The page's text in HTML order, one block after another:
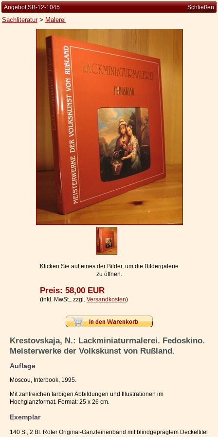
Kleine Kulturgeschichte
Die Brockhaus Auflagen
Die Meyer Auflagen
Zu den Angeboten
Widerrufsbelehrung
Geschäftsbedingungen
Datenschutzerklärung
Ihr Warenkorb
Angebot SB-12-1045 Schließen
Sachliteratur> Malerei
Klicken Sie auf eines der Bilder, um die Bildergalerie
zu öffnen.
Preis: 58,00 EUR
(inkl. MwSt., zzgl. Versandkosten)
Krestovskaja, N.: Lackminiaturmalerei. Fedoskino.
Meisterwerke der Volkskunst von Rußland.
Auflage
Moscou, Interbook, 1995.
Mit zahlreichen farbigen Abbildungen und Illustrationen im
Hochglanzformat. Format: 25 x 26 cm.
Exemplar
140 S., 2 Bl. Roter Original-Ganzleinenband mit blindgeprägtem Deckeltitel